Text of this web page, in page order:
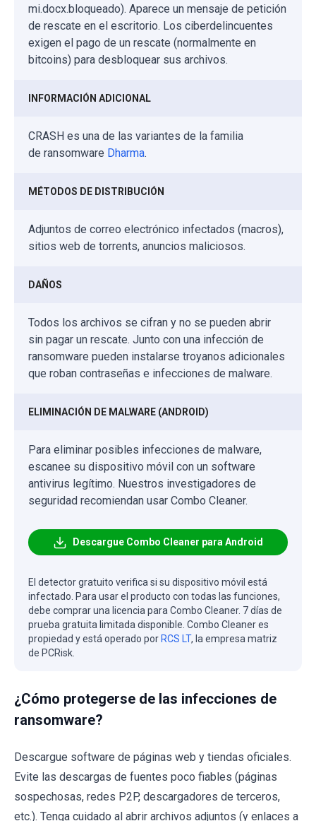
mi.docx.bloqueado). Aparece un mensaje de petición
de rescate en el escritorio. Los ciberdelincuentes
exigen el pago de un rescate (normalmente en
bitcoins) para desbloquear sus archivos.
INFORMACIÓN ADICIONAL
CRASH es una de las variantes de la familia
de ransomware Dharma.
MÉTODOS DE DISTRIBUCIÓN
Adjuntos de correo electrónico infectados (macros),
sitios web de torrents, anuncios maliciosos.
DAÑOS
Todos los archivos se cifran y no se pueden abrir
sin pagar un rescate. Junto con una infección de
ransomware pueden instalarse troyanos adicionales
que roban contraseñas e infecciones de malware.
ELIMINACIÓN DE MALWARE (ANDROID)
Para eliminar posibles infecciones de malware,
escanee su dispositivo móvil con un software
antivirus legítimo. Nuestros investigadores de
seguridad recomiendan usar Combo Cleaner.
Descargue Combo Cleaner para Android
El detector gratuito verifica si su dispositivo móvil está
infectado. Para usar el producto con todas las funciones,
debe comprar una licencia para Combo Cleaner. 7 días de
prueba gratuita limitada disponible. Combo Cleaner es
propiedad y está operado por RCS LT, la empresa matriz
de PCRisk.
¿Cómo protegerse de las infecciones de
ransomware?
Descargue software de páginas web y tiendas oficiales.
Evite las descargas de fuentes poco fiables (páginas
sospechosas, redes P2P, descargadores de terceros,
etc.). Tenga cuidado al abrir archivos adjuntos (y enlaces a